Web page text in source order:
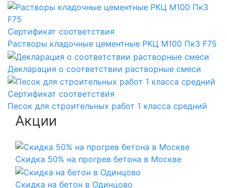
Сертификат соответствия
Растворы кладочные цементные РКЦ М100 Пк3 F75
Декларация о соответствии растворные смеси
Сертификат соответствия
Песок для строительных работ 1 класса средний
Акции
Скидка 50% на прогрев бетона в Москве
Скидка на бетон в Одинцово